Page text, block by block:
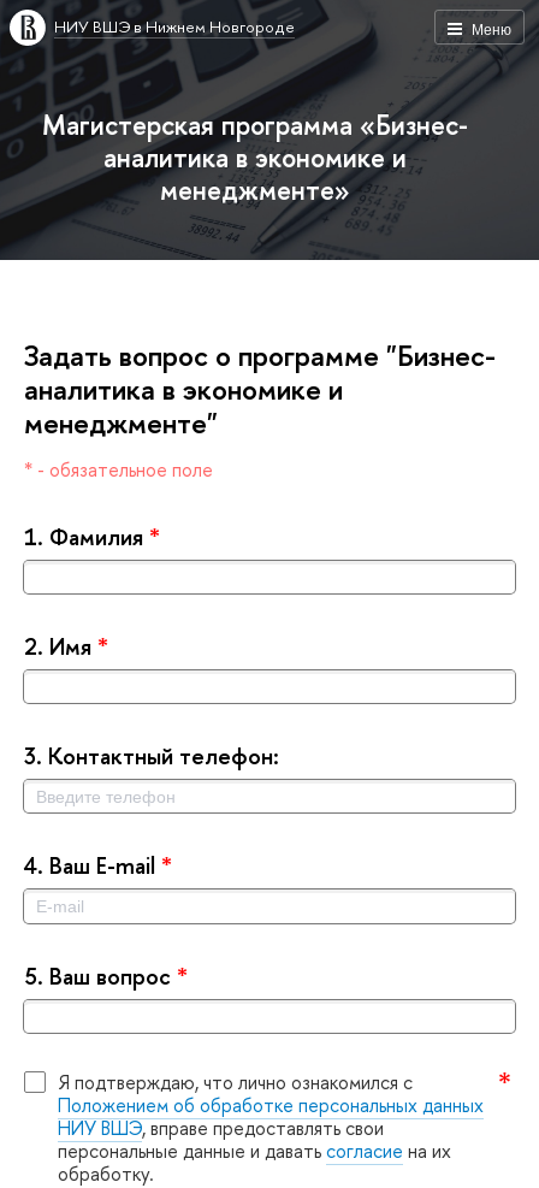
Меню
НИУ ВШЭ в Нижнем Новгороде
Магистерская программа «Бизнес-
аналитика в экономике и
менеджменте»
Задать вопрос о программе "Бизнес-
аналитика в экономике и
менеджменте"
* - обязательное поле
1. Фамилия *
2. Имя *
3. Контактный телефон:
4. аш E-mail *
5. аш вопрос *
Я подтверждаю, что лично ознакомился с
Положением об обработке персональных данных
НИУ ВШЭ, вправе предоставлять свои
персональные данные и даватьсогласие на их
обработку.